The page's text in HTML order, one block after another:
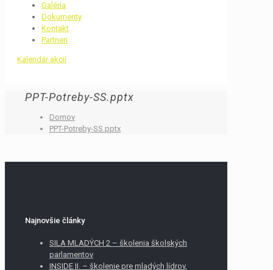
Galéria
Dokumenty
Kontakt
Partneri
Kalendár akcií
PPT-Potreby-SS.pptx
Domov
PPT-Potreby-SS.pptx
Najnovšie články
SILA MLADÝCH 2 – školenia školských
parlamentov
INSIDE II. – školenie pre mladých lídrov,